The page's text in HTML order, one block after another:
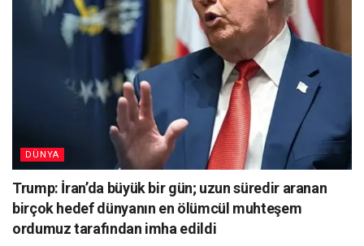
DÜNYA
Trump: İran’da büyük bir gün; uzun süredir aranan
birçok hedef dünyanın en ölümcül muhteşem
ordumuz tarafından imha edildi